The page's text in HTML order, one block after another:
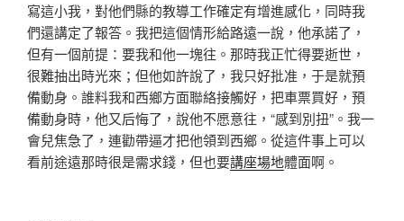
寫這小我，對他們縣的教導工作確定有增進感化，同時我
們還講定了報答。我把這個情形給路遠一說，他承諾了，
但有一個前提：要我和他一塊往。那時我正忙得要逝世，
很難抽出時光來；但他如許說了，我只好批准，于是就預
備動身。誰料我和西鄉方面聯絡接觸好，把車票買好，預
備動身時，他又后悔了，說他不愿意往，“感到別扭”。我一
會兒焦急了，連勸帶逼才把他領到西鄉。從這件事上可以
看前途遠那時很是需求錢，但也要講座場地體面啊。